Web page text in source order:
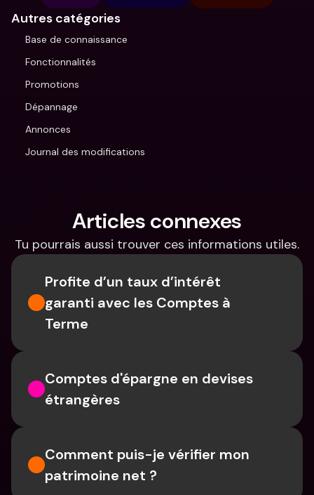
Autres catégories
Base de connaissance
Fonctionnalités
Promotions
Dépannage
Annonces
Journal des modifications
Articles connexes
Tu pourrais aussi trouver ces informations utiles.
Profite d’un taux d’intérêt
garanti avec les Comptes à
Terme
Comptes d'épargne en devises
étrangères
Comment puis-je vérifier mon
patrimoine net ?